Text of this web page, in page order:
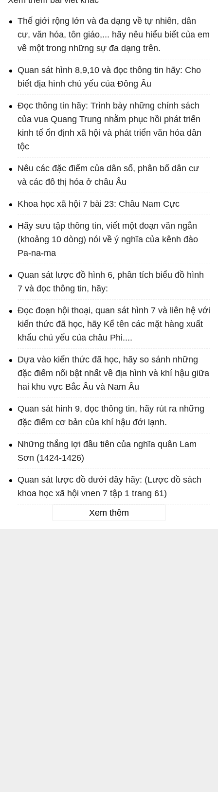
Thế giới rộng lớn và đa dạng về tự nhiên, dân
cư, văn hóa, tôn giáo,... hãy nêu hiểu biết của em
về một trong những sự đa dạng trên.
Quan sát hình 8,9,10 và đọc thông tin hãy: Cho
biết địa hình chủ yếu của Đông Âu
Đọc thông tin hãy: Trình bày những chính sách
của vua Quang Trung nhằm phục hồi phát triển
kinh tế ổn định xã hội và phát triển văn hóa dân
tộc
Nêu các đặc điểm của dân số, phân bố dân cư
và các đô thị hóa ở châu Âu
Khoa học xã hội 7 bài 23: Châu Nam Cực
Hãy sưu tập thông tin, viết một đoạn văn ngắn
(khoảng 10 dòng) nói về ý nghĩa của kênh đào
Pa-na-ma
Quan sát lược đồ hình 6, phân tích biểu đồ hình
7 và đọc thông tin, hãy:
Đọc đoạn hội thoại, quan sát hình 7 và liên hệ với
kiến thức đã học, hãy Kể tên các mặt hàng xuất
khẩu chủ yếu của châu Phi....
Dựa vào kiến thức đã học, hãy so sánh những
đặc điểm nổi bật nhất về địa hình và khí hậu giữa
hai khu vực Bắc Âu và Nam Âu
Quan sát hình 9, đọc thông tin, hãy rút ra những
đặc điểm cơ bản của khí hậu đới lạnh.
Những thắng lợi đầu tiên của nghĩa quân Lam
Sơn (1424-1426)
Quan sát lược đồ dưới đây hãy: (Lược đồ sách
khoa học xã hội vnen 7 tập 1 trang 61)
Xem thêm